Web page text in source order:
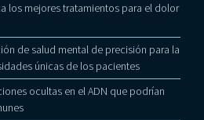
los mejores tratamientos para el dolor
de salud mental de precisión para la
únicas de los pacientes
ocultas en el ADN que podrían